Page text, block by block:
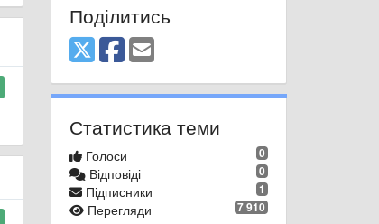
Поділитись
Статистика теми
0
Голоси
0
Відповіді
1
Підписники
7 910
Перегляди